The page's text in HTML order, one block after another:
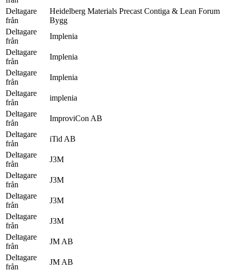
Deltagare
från
Heidelberg Materials Precast Contiga & Lean Forum
Bygg
Deltagare
från
Implenia
Deltagare
från
Implenia
Deltagare
från
Implenia
Deltagare
från
implenia
Deltagare
från
ImproviCon AB
Deltagare
från
iTid AB
Deltagare
från
J3M
Deltagare
från
J3M
Deltagare
från
J3M
Deltagare
från
J3M
Deltagare
från
JM AB
Deltagare
från
JM AB